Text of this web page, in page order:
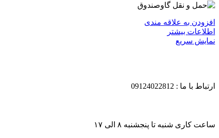
افزودن به علاقه مندی
اطلاعات بیشتر
نمایش سریع
ارتباط با ما : 09124022812
ساعت کاری شنبه تا پنجشنبه ۸ الی ۱۷